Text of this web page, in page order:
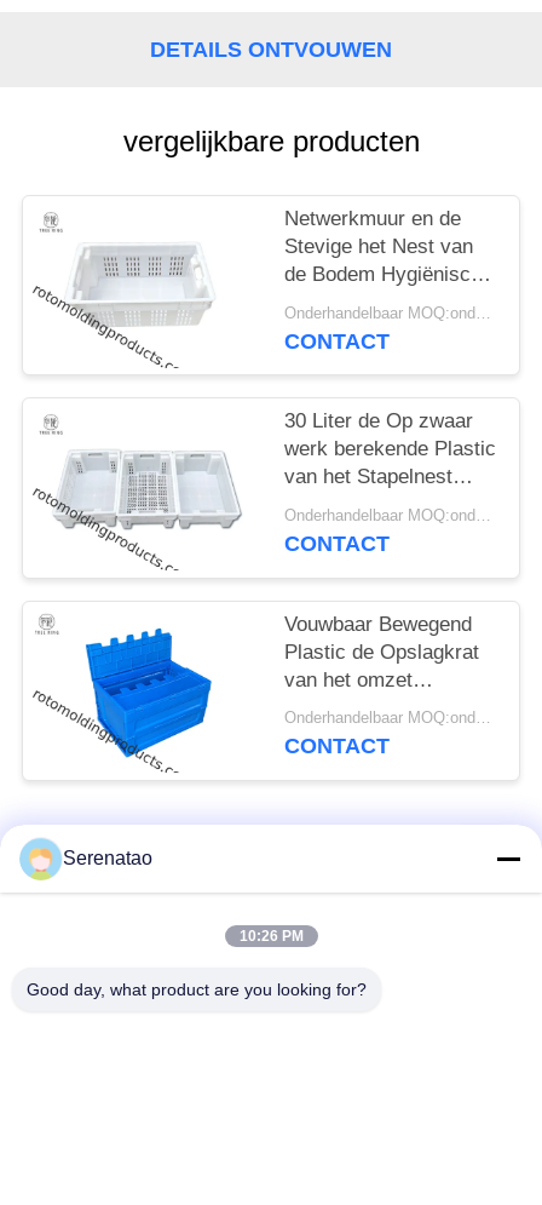
DETAILS ONTVOUWEN
vergelijkbare producten
Netwerkmuur en de
Stevige het Nest van
de Bodem Hygiënische
180 Stapel Totalisators
van het Visserijkrat
Onderhandelbaar MOQ:onderhandelingen
CONTACT
30 Liter de Op zwaar
werk berekende Plastic
van het Stapelnest
Containers voor
Algemene Voedsel
Onderhandelbaar MOQ:onderhandelingen
CONTACT
Vouwbaar Bewegend
Plastic de Opslagkrat
van het omzet
Opvouwbaar Plastic
Krat met Deksel
Onderhandelbaar MOQ:onderhandelingen
CONTACT
populaire categorieën
Polydoosvrachtwagen
Serenatao
10:26 PM
Good day, what product are you looking for?